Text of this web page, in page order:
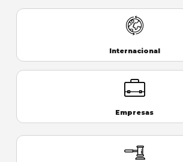
Internacional
Empresas